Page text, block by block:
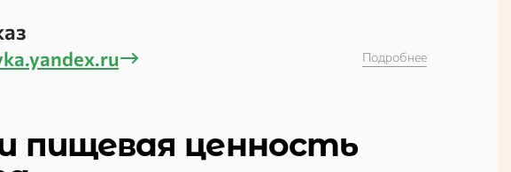
Подробнее
пищевая ценность